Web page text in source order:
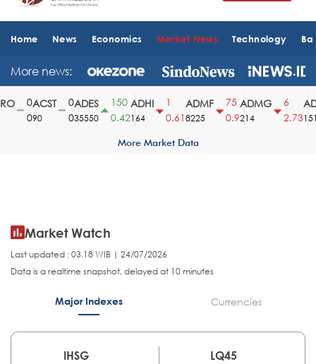
Home News Economics Market News Technology
More news:
ACST
90
ADES
35550
150
0.42
ADHI
164
0.61
ADMF
8225
75
0.9
ADMG
214
2.731510
More Market Data
Market Watch
Last updated : 03.18 WIB | 24/07/2026
Data is a realtime snapshot, delayed at 10 minutes
Major Indexes Currencies
IHSG
LQ45